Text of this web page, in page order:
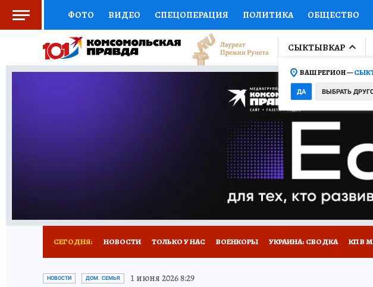
ФОТО ВИДЕО СПЕЦОПЕРАЦИЯ ПОЛИТИКА ОБЩЕСТВО
СОЦПОДДЕРЖКА НАУКА СПОРТ КОЛУМНИСТЫ
ВЫБОР ЭКСПЕРТОВ ДОКТОР ФИНАНСЫ ОТКРЫВАЕМ МИР
ПРОГНОЗЫ НА СПОРТ ПРОМОКОДЫ
ТЕЛЕВИЗОР КОЛЛЕКЦИИ
НОВОЕ НА САЙТЕ
СЫКТЫВКАР
ВАШ РЕГИОН —
ДА ВЫБРАТЬ
СЕГОДНЯ: НОВОСТИ ТОЛЬКО У НАС ВОЕНКОРЫ УКРАИНА: СВОДКА КП В
ПРОИСШЕСТВИЯ АФИША
НОВОСТИ ДОМ. СЕМЬЯ 1 июня 2026 8:29